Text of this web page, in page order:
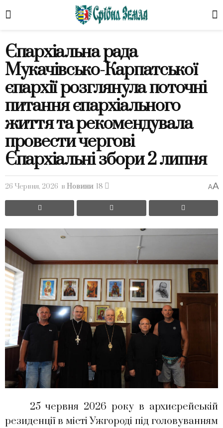
Єпархіальна рада
Мукачівсько-Карпатської
єпархії розглянула поточні
питання єпархіального
життя та рекомендувала
провести чергові
Єпархіальні збори 2 липня
26 Червня, 2026 в Новини 18 AA
25 червня 2026 року в архиєрейській
резиденції в місті Ужгороді під головуванням